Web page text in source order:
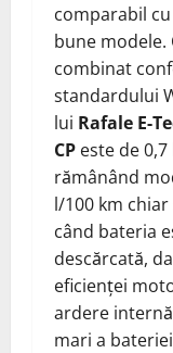
comparabil
bune modele.
combinat
standardului
lui Rafale E-
CP este de
rămânând
l/100 km
când bateria
descărcată,
eficienței
ardere
mari a